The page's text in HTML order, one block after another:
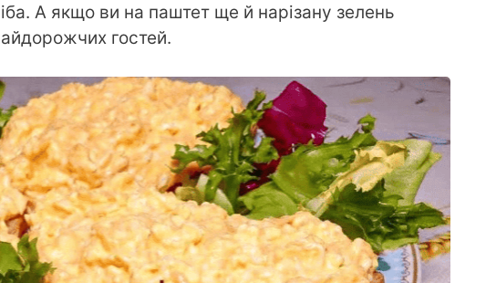
А якщо ви на паштет ще й нарізану зелень
гостей.